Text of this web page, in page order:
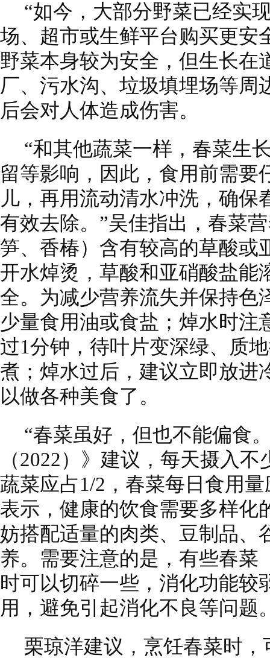
“如今，大部分野菜已经实
场、超市或生鲜平台购买更安
野菜本身较为安全，但生长在
厂、污水沟、垃圾填埋场等周
后会对人体造成伤害。
“和其他蔬菜一样，春菜生
留等影响，因此，食用前需要
儿，再用流动清水冲洗，确
有效去除。”吴佳指出，春菜
笋、香椿）含有较高的草酸或
开水焯烫，草酸和亚硝酸盐能
全。为减少营养流失并保持色
少量食用油或食盐；焯水时注
过1分钟，待叶片变深绿、质
煮；焯水过后，建议立即放进
以做各种美食了。
“春菜虽好，但也不能偏食
（2022）》建议，每天摄入
蔬菜应占1/2，春菜每日食用
表示，健康的饮食需要多样化
妨搭配适量的肉类、豆制品、
养。需要注意的是，有些春菜
时可以切碎一些，消化功能较
用，避免引起消化不良等问题
栗琼洋建议，烹饪春菜时